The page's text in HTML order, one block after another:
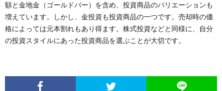
額と金地金（ゴールドバー）を含め、投資商品のバリエーションも
増えています。しかし、金投資も投資商品の一つです。売却時の価
格によっては元本割れもあり得ます。株式投資などと同様に、自分
の投資スタイルにあった投資商品を選ぶことが大切です。